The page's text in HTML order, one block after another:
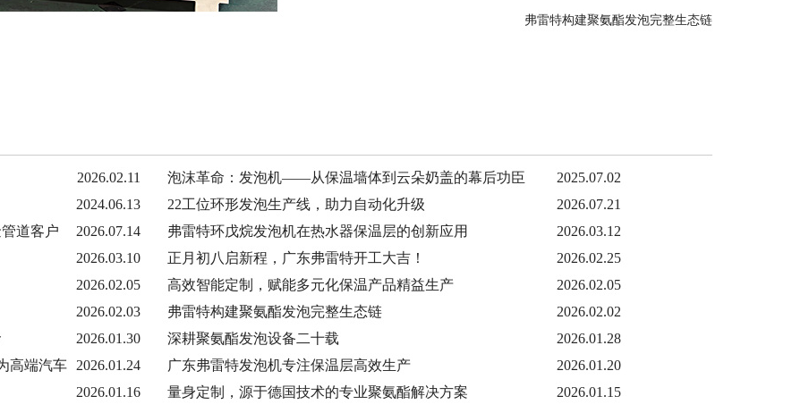
弗雷特构建聚氨酯发泡完整生态链
2026.02.11 2025.07.02
泡沫革命：发泡机——从保温墙体到云朵奶盖的幕后功臣
2024.06.13
2026.07.21
22工位环形发泡生产线，助力自动化升级
2026.07.14
道客户 2026.03.12
弗雷特环戊烷发泡机在热水器保温层的创新应用
2026.03.10
2026.02.25
正月初八启新程，广东弗雷特开工大吉！
2026.02.05
2026.02.05
高效智能定制，赋能多元化保温产品精益生产
2026.02.03
2026.02.02
弗雷特构建聚氨酯发泡完整生态链
2026.01.30
2026.01.28
深耕聚氨酯发泡设备二十载
2026.01.24
高端汽车
2026.01.20
广东弗雷特发泡机专注保温层高效生产
2026.01.16
2026.01.15
量身定制，源于德国技术的专业聚氨酯解决方案